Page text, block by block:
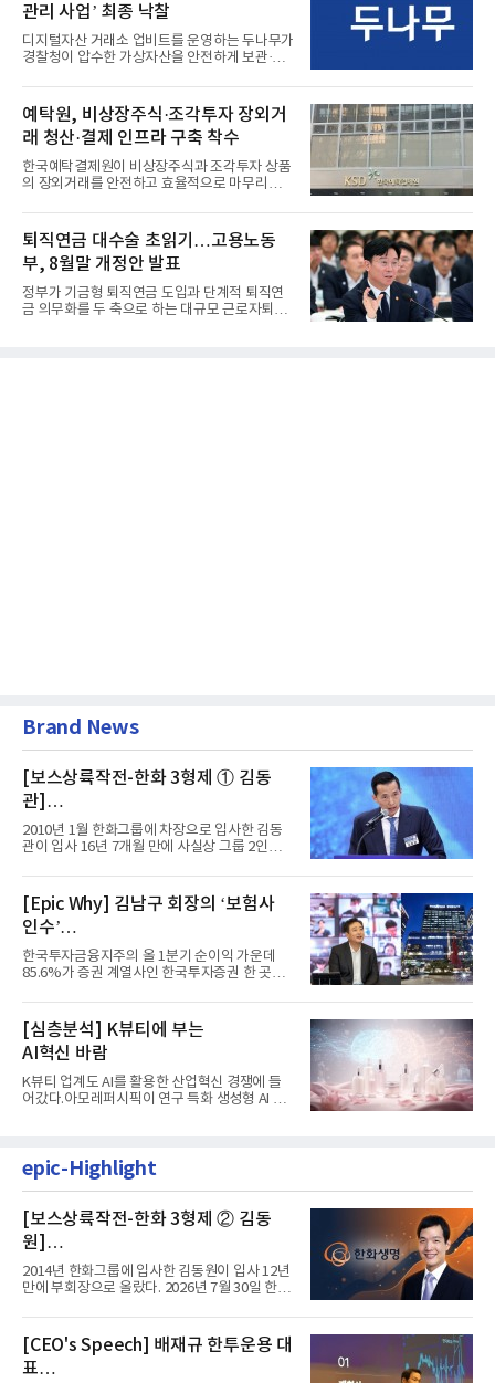
관리 사업’ 최종 낙찰
디지털자산 거래소 업비트를 운영하는 두나무가
경찰청이 압수한 가상자산을 안전하게 보관·관
예탁원, 비상장주식·조각투자 장외거
래 청산·결제 인프라 구축 착수
한국예탁결제원이 비상장주식과 조각투자 상품
의 장외거래를 안전하고 효율적으로 마무리하기
퇴직연금 대수술 초읽기…고용노동
부, 8월말 개정안 발표
정부가 기금형 퇴직연금 도입과 단계적 퇴직연
금 의무화를 두 축으로 하는 대규모 근로자퇴직
Brand News
[보스상륙작전-한화 3형제 ① 김동
관]
입사 16년 만에 수석부회장 … 경영승
계 ‘초읽기’
2010년 1월 한화그룹에 차장으로 입사한 김동
관이 입사 16년 7개월 만에 사실상 그룹 2인자
[Epic Why] 김남구 회장의 ‘보험사
인수’
발걸음이 신중해진 배경은?
한국투자금융지주의 올 1분기 순이익 가운데
85.6%가 증권 계열사인 한국투자증권 한 곳에
[심층분석] K뷰티에 부는
AI혁신 바람
K뷰티 업계도 AI를 활용한 산업혁신 경쟁에 들
어갔다.아모레퍼시픽이 연구 특화 생성형 AI 플
epic-Highlight
[보스상륙작전-한화 3형제 ② 김동
원]
입사 12년 만에 금융계열 수장 등극
2014년 한화그룹에 입사한 김동원이 입사 12년
만에 부회장으로 올랐다. 2026년 7월 30일 한화
[CEO's Speech] 배재규 한투운용 대
표